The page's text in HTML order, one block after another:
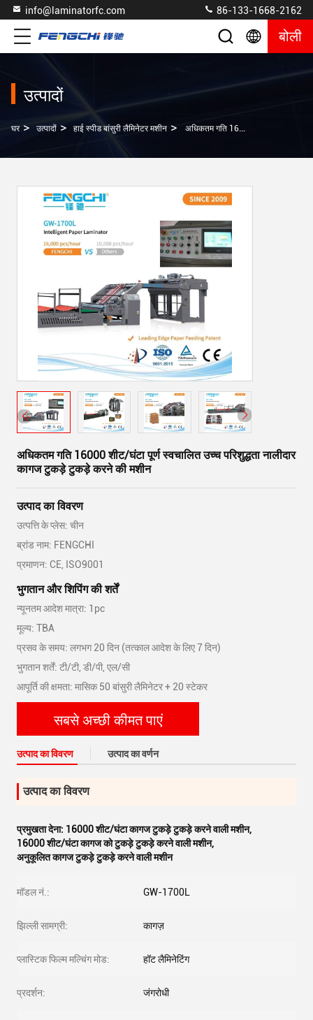
info@laminatorfc.com 86-133-1668-2162
बोली
उत्पादों
घर > उत्पादों > हाई स्पीड बांसुरी लैमिनेटर मशीन > अधिकतम गति 16000 शीट/घंटा पूर्ण स्वचालित उच्च परिशुद्धता नालीदार कागज टुकड़े टुकड़े करने की मशीन
अधिकतम गति 16000 शीट/घंटा पूर्ण स्वचालित उच्च परिशुद्धता नालीदार
कागज टुकड़े टुकड़े करने की मशीन
उत्पाद का विवरण
उत्पत्ति के प्लेस: चीन
ब्रांड नाम: FENGCHI
प्रमाणन: CE, ISO9001
भुगतान और शिपिंग की शर्तें
न्यूनतम आदेश मात्रा: 1pc
मूल्य: TBA
प्रसव के समय: लगभग 20 दिन (तत्काल आदेश के लिए 7 दिन)
भुगतान शर्तें: टी/टी, डी/पी, एल/सी
आपूर्ति की क्षमता: मासिक 50 बांसुरी लैमिनेटर + 20 स्टेकर
सबसे अच्छी कीमत पाएं
उत्पाद का विवरण उत्पाद का वर्णन
उत्पाद का विवरण
प्रमुखता देना: 16000 शीट/घंटा कागज टुकड़े टुकड़े करने वाली मशीन,
16000 शीट/घंटा कागज को टुकड़े टुकड़े करने वाली मशीन,
अनुकूलित कागज टुकड़े टुकड़े करने वाली मशीन
मॉडल नं.: GW-1700L
झिल्ली सामग्री: कागज़
प्लास्टिक फिल्म मल्चिंग मोड: हॉट लैमिनेटिंग
प्रदर्शन: जंगरोधी